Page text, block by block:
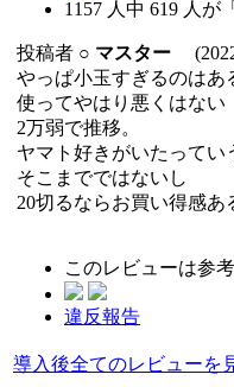
1157 人中 619 人が
投稿者 ○ マスター
やっぱ小玉すぎるのはあ
使ってやはり悪くはない
2万弱で推移。
ヤマト好きがいたってい
そこまでではないし
20切るならお買い得感あ
このレビューは参
違反報告
導入後全てのレビューを